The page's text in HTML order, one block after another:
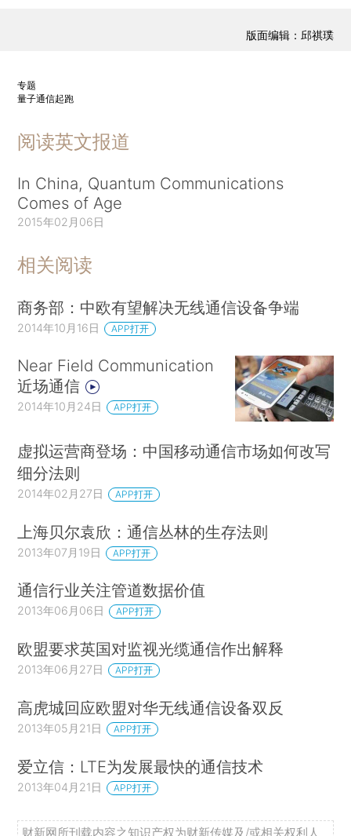
版面编辑：邱祺璞
专题
量子通信起跑
阅读英文报道
In China, Quantum Communications
Comes of Age
2015年02月06日
相关阅读
商务部：中欧有望解决无线通信设备争端
2014年10月16日 APP打开
Near Field Communication
近场通信
2014年10月24日 APP打开
虚拟运营商登场：中国移动通信市场如何改写
细分法则
2014年02月27日 APP打开
上海贝尔袁欣：通信丛林的生存法则
2013年07月19日 APP打开
通信行业关注管道数据价值
2013年06月06日 APP打开
欧盟要求英国对监视光缆通信作出解释
2013年06月27日 APP打开
高虎城回应欧盟对华无线通信设备双反
2013年05月21日 APP打开
爱立信：LTE为发展最快的通信技术
2013年04月21日 APP打开
财新网所刊载内容之知识产权为财新传媒及/或相关权利人